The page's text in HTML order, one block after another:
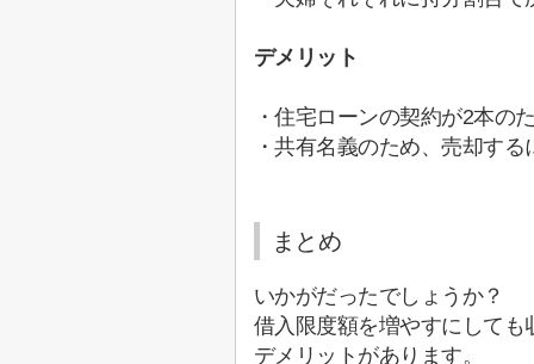
デメリット
・住宅ローンの契約が2本の
・共有名義のため、売却す
まとめ
いかがだったでしょうか？
借入限度額を増やすにして
デメリットがあります。